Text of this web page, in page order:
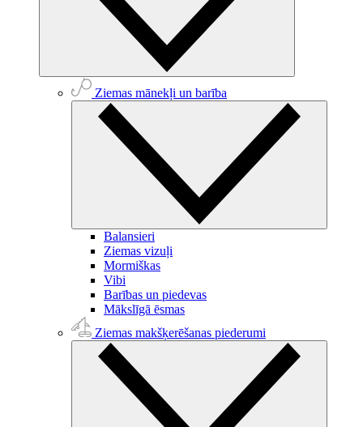
Ziemas mānekļi un barība
Balansieri
Ziemas vizuļi
Mormiškas
Vibi
Barības un piedevas
Mākslīgā ēsmas
Ziemas makšķerēšanas piederumi